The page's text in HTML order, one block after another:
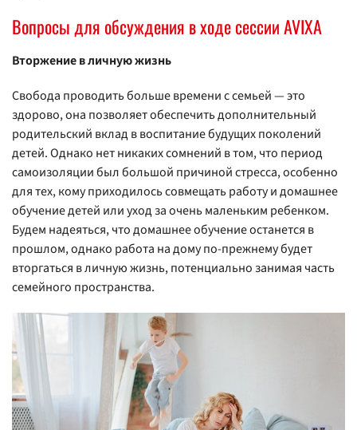
Вопросы для обсуждения в ходе сессии AVIXA
Вторжение в личную жизнь
Свобода проводить больше времени с семьей — это
здорово, она позволяет обеспечить дополнительный
родительский вклад в воспитание будущих поколений
детей. Однако нет никаких сомнений в том, что период
самоизоляции был большой причиной стресса, особенно
для тех, кому приходилось совмещать работу и домашнее
обучение детей или уход за очень маленьким ребенком.
Будем надеяться, что домашнее обучение останется в
прошлом, однако работа на дому по-прежнему будет
вторгаться в личную жизнь, потенциально занимая часть
семейного пространства.